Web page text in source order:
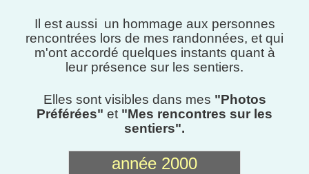
Il est aussi un hommage aux personnes
rencontrées lors de mes randonnées, et qui
m'ont accordé quelques instants quant à
leur présence sur les sentiers.
Elles sont visibles dans mes "Photos
Préférées" et "Mes rencontres sur les
sentiers".
année 2000